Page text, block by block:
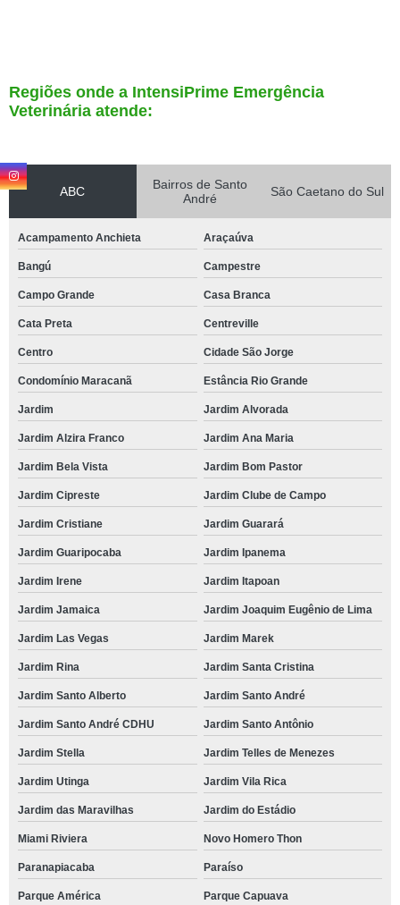
Regiões onde a IntensiPrime Emergência
Veterinária atende:
ABC
Bairros de Santo
André
São Caetano do Sul
Acampamento Anchieta Araçaúva
Bangú Campestre
Campo Grande Casa Branca
Cata Preta Centreville
Centro Cidade São Jorge
Condomínio Maracanã Estância Rio Grande
Jardim Jardim Alvorada
Jardim Alzira Franco Jardim Ana Maria
Jardim Bela Vista Jardim Bom Pastor
Jardim Cipreste Jardim Clube de Campo
Jardim Cristiane Jardim Guarará
Jardim Guaripocaba Jardim Ipanema
Jardim Irene Jardim Itapoan
Jardim Jamaica Jardim Joaquim Eugênio de Lima
Jardim Las Vegas Jardim Marek
Jardim Rina Jardim Santa Cristina
Jardim Santo Alberto Jardim Santo André
Jardim Santo André CDHU Jardim Santo Antônio
Jardim Stella Jardim Telles de Menezes
Jardim Utinga Jardim Vila Rica
Jardim das Maravilhas Jardim do Estádio
Miami Riviera Novo Homero Thon
Paranapiacaba Paraíso
Parque América Parque Capuava